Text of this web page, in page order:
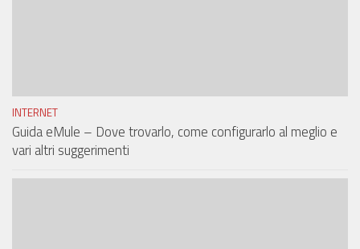
INTERNET
Guida eMule – Dove trovarlo, come configurarlo al meglio e
vari altri suggerimenti